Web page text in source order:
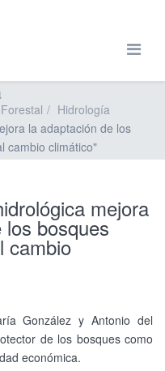
Hidrología
la adaptación de los
cambio climático"
mejora
bosques
cambio
González y Antonio del
de los bosques como
económica.